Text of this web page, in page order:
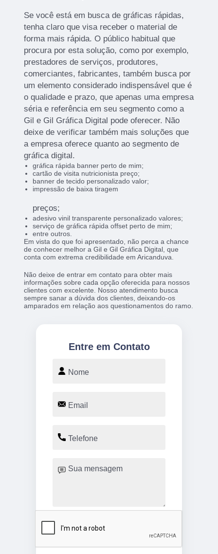
Se você está em busca de gráficas rápidas,
tenha claro que visa receber o material de
forma mais rápida. O público habitual que
procura por esta solução, como por exemplo,
prestadores de serviços, produtores,
comerciantes, fabricantes, também busca por
um elemento considerado indispensável que é
o qualidade e prazo, que apenas uma empresa
séria e referência em seu segmento como a
Gil e Gil Gráfica Digital pode oferecer. Não
deixe de verificar também mais soluções que
a empresa oferece quanto ao segmento de
gráfica digital.
gráfica rápida banner perto de mim;
cartão de visita nutricionista preço;
banner de tecido personalizado valor;
impressão de baixa tiragem
preços;
adesivo vinil transparente personalizado valores;
serviço de gráfica rápida offset perto de mim;
entre outros.
Em vista do que foi apresentado, não perca a chance
de conhecer melhor a Gil e Gil Gráfica Digital, que
conta com extrema credibilidade em Aricanduva.
Não deixe de entrar em contato para obter mais
informações sobre cada opção oferecida para nossos
clientes com excelente. Nosso atendimento busca
sempre sanar a dúvida dos clientes, deixando-os
amparados em relação aos questionamentos do ramo.
Entre em Contato